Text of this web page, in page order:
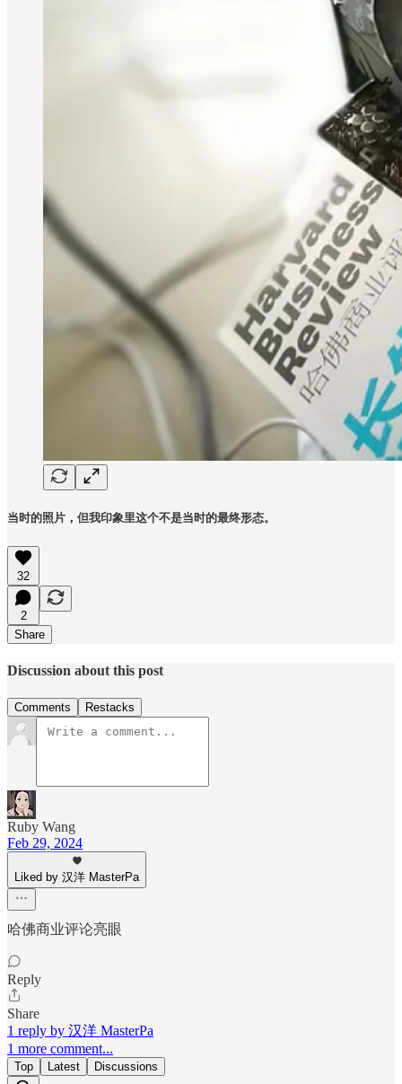
当时的照片，但我印象里这个不是当时的最终形态。
32
2
Share
Discussion about this post
Comments Restacks
Ruby Wang
Feb 29, 2024
Liked by 汉洋 MasterPa
哈佛商业评论亮眼
Reply
Share
1 reply by 汉洋 MasterPa
1 more comment...
Top Latest Discussions